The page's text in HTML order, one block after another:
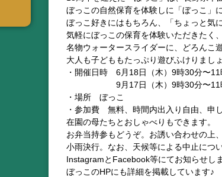
ぼっこの自然保育を体験しに「ぼっこ」
ぼっこ好きにはもちろん、「ちょっと気
気軽にぼっこの保育を体験いただきたく
名物ウォータースライダーに、どろんこ
大人も子どももたっぷり遊びふけりまし
・開催日時 6月18日（木）9時30分〜11
9月17日（木）9時30分〜11
・場所 ぼっこ
・参加費 無料、時間内出入り自由、申
在園の母たちとおしゃべりもできます。
お弁当持参もどうぞ。お誘い合わせの上
小雨決行。なお、天候等による中止につ
InstagramとFacebook等にてお知らせし
ぼっこのHPにも詳細を掲載しています♪